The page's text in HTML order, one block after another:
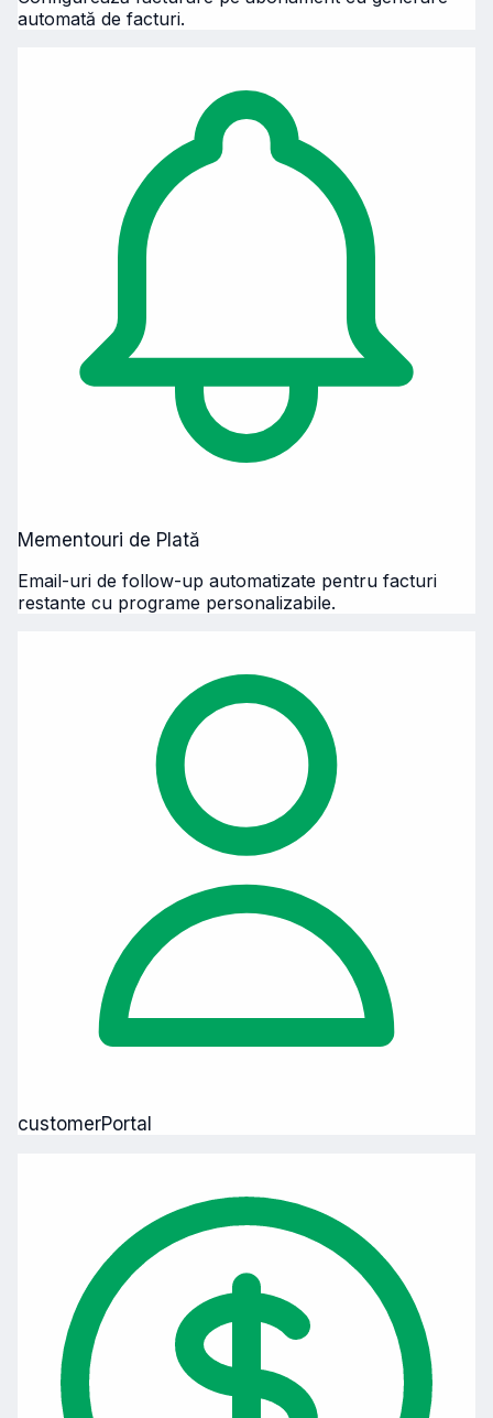
automată de facturi.
Mementouri de Plată
Email-uri de follow-up automatizate pentru facturi
restante cu programe personalizabile.
customerPortal